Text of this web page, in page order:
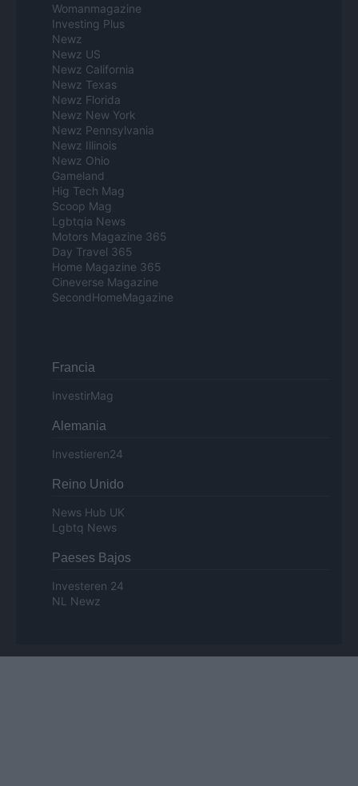
Womanmagazine
Investing Plus
Newz
Newz US
Newz California
Newz Texas
Newz Florida
Newz New York
Newz Pennsylvania
Newz Illinois
Newz Ohio
Gameland
Hig Tech Mag
Scoop Mag
Lgbtqia News
Motors Magazine 365
Day Travel 365
Home Magazine 365
Cineverse Magazine
SecondHomeMagazine
Francia
InvestirMag
Alemania
Investieren24
Reino Unido
News Hub UK
Lgbtq News
Paeses Bajos
Investeren 24
NL Newz